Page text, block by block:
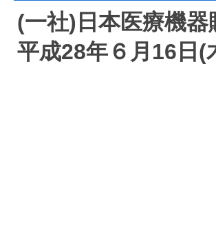
(一社)日本医療機
平成28年６月16日